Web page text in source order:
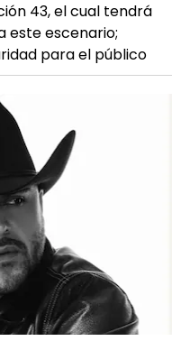
43, el cual tendrá
este escenario;
para el público